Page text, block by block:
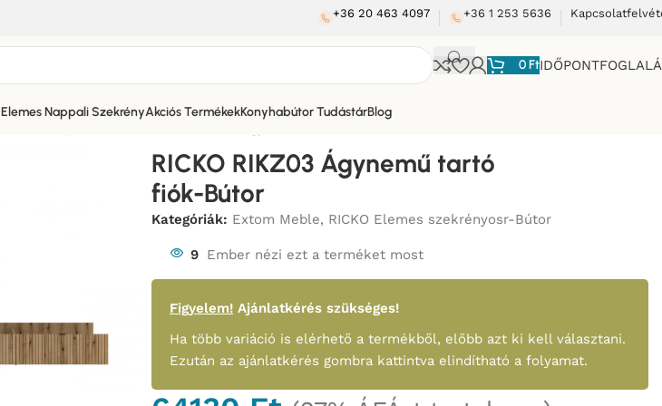
+36 20 463 4097 +36 1 253 5636
0Ft
Elemes Nappali SzekrényAkciós TermékekKonyhabútor TudástárBlog
RICKO RIKZ03 Ágynemű tartó
fiók-Bútor
Kategóriák: Extom Meble, RICKO Elemes szekrényosr-Bútor
9 Ember nézi ezt a terméket most
Figyelem! Ajánlatkérés szükséges!
Ha több variáció is elérhető a termékből, előbb azt ki kell választani.
Ezután az ajánlatkérés gombra kattintva elindítható a folyamat.